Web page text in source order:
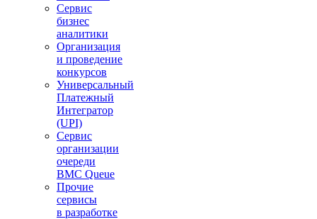
Сервис
бизнес
аналитики
Организация
и проведение
конкурсов
Универсальный
Платежный
Интегратор
(UPI)
Сервис
организации
очереди
BMC Queue
Прочие
сервисы
в разработке